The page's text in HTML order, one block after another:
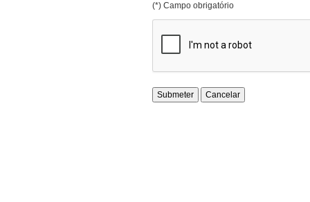
(*) Campo obrigatório
Submeter Cancelar